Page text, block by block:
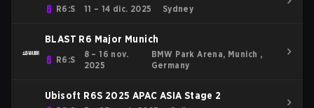
R6:S 11 – 14 dic. 2025 Sydney
BLAST R6 Major Munich
R6:S
8 – 16 nov.
2025
BMW Park Arena, Munich ,
Germany
Ubisoft R6S 2025 APAC ASIA Stage 2